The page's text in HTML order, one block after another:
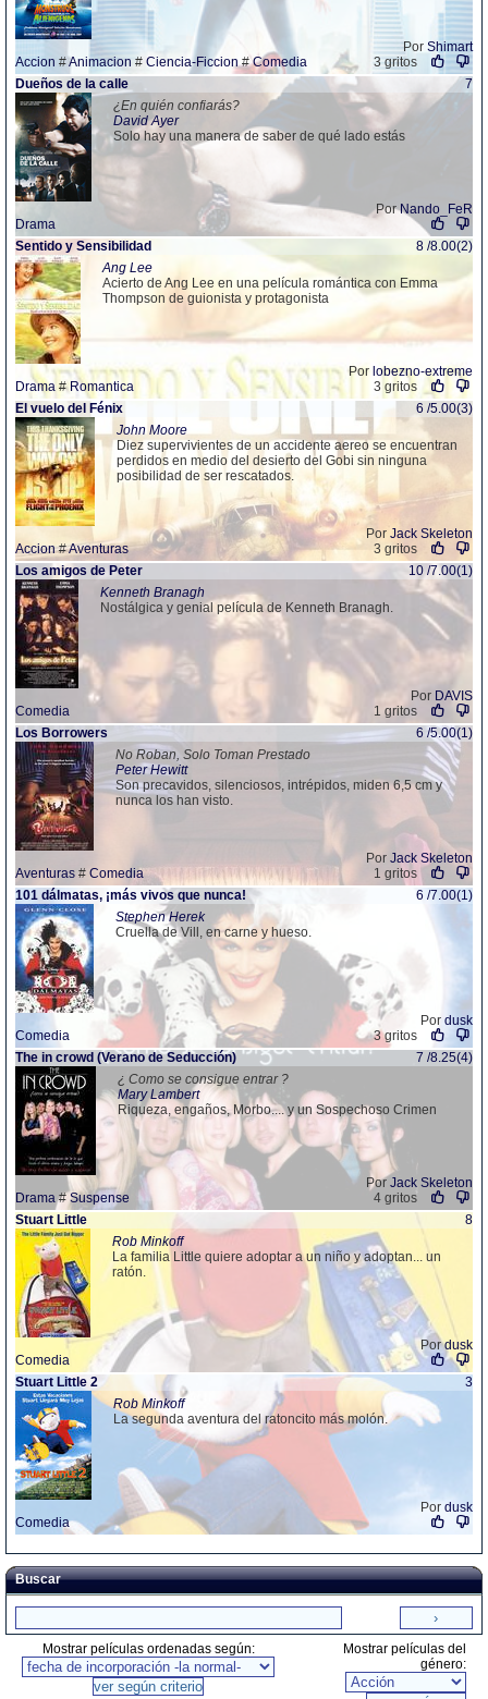
Por Shimart
Accion #Animacion # Ciencia-Ficcion#Comedia
3 gritos
Dueños de la calle
7
¿En quién confiarás?
David Ayer
Solo hay una manera de saber de qué lado estás
PorNando_FeR
Drama
Sentido y Sensibilidad
8 /8.00(2)
Ang Lee
Acierto de Ang Lee en una película romántica con Emma
Thompson de guionista y protagonista
Por lobezno-extreme
Drama # Romantica
3 gritos
El vuelo del Fénix
6 /5.00(3)
John Moore
Diez supervivientes de un accidente aereo se encuentran
perdidos en medio del desierto del Gobi sin ninguna
posibilidad de ser rescatados.
Por Jack Skeleton
Accion#Aventuras
3 gritos
Los amigos de Peter
10 /7.00(1)
Kenneth Branagh
Nostálgica y genial película de Kenneth Branagh.
Por DAVIS
Comedia
1 gritos
Los Borrowers
6 /5.00(1)
No Roban, Solo Toman Prestado
Peter Hewitt
Son precavidos, silenciosos, intrépidos, miden 6,5 cm y
nunca los han visto.
Por Jack Skeleton
Aventuras # Comedia
1 gritos
101 dálmatas, ¡más vivos que nunca!
6 /7.00(1)
Stephen Herek
Cruella de Vill, en carne y hueso.
Por dusk
Comedia
3 gritos
The in crowd (Verano de Seducción)
7 /8.25(4)
¿ Como se consigue entrar ?
Mary Lambert
Riqueza, engaños, Morbo.... y un Sospechoso Crimen
Por Jack Skeleton
Drama# Suspense
4 gritos
Stuart Little
8
Rob Minkoff
La familia Little quiere adoptar a un niño y adoptan... un
ratón.
Pordusk
Comedia
Stuart Little 2
3
Rob Minkoff
La segunda aventura del ratoncito más molón.
Por dusk
Comedia
Buscar
Mostrar películas ordenadas según:
Mostrar películas del
género: